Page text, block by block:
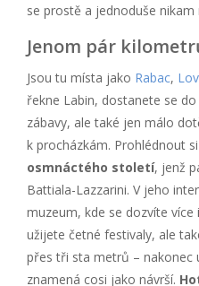
se prostě a jednoduše nikam
Jenom pár
Jsou tu místa jako Rabac,
řekne Labin, dostanete se
zábavy, ale také jen málo
k procházkám. Prohlédnout
osmnáctého století, jenž
Battiala-Lazzarini. V jeho
muzeum, kde se dozvíte
užijete četné festivaly, ale
přes tři sta metrů – nakonec
znamená cosi jako návrší.